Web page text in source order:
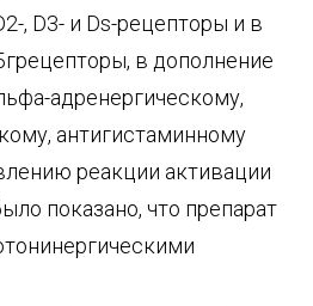
, D3- и Ds-рецепторы и в
в дополнение
адренергическому,
антигистаминному
реакции активации
показано, что препарат